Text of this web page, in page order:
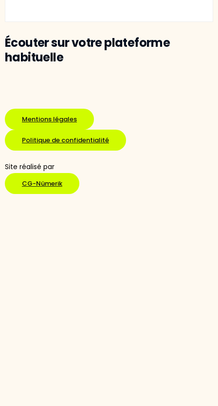
Écouter sur votre plateforme
habituelle
Site réalisé par
CG-Nümerik
Mentions légales
Politique de confidentialité